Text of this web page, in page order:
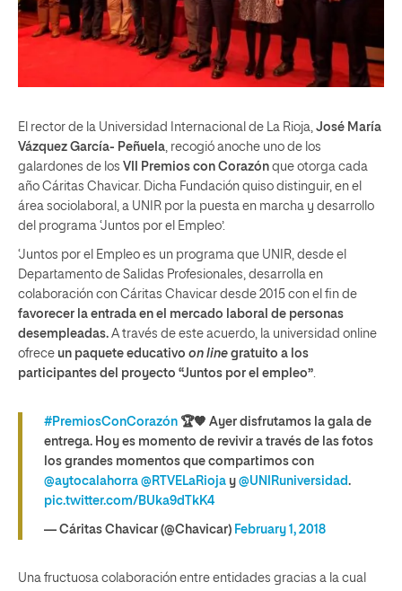
El rector de la Universidad Internacional de La Rioja, José María
Vázquez García- Peñuela, recogió anoche uno de los
galardones de los VII Premios con Corazón que otorga cada
año Cáritas Chavicar. Dicha Fundación quiso distinguir, en el
área sociolaboral, a UNIR por la puesta en marcha y desarrollo
del programa ‘Juntos por el Empleo’.
‘Juntos por el Empleo es un programa que UNIR, desde el
Departamento de Salidas Profesionales, desarrolla en
colaboración con Cáritas Chavicar desde 2015 con el fin de
favorecer la entrada en el mercado laboral de personas
desempleadas. A través de este acuerdo, la universidad online
ofrece un paquete educativo on line gratuito a los
participantes del proyecto “Juntos por el empleo”.
#PremiosConCorazón 🏆🧡 Ayer disfrutamos la gala de
entrega. Hoy es momento de revivir a través de las fotos
los grandes momentos que compartimos con
@aytocalahorra @RTVELaRioja y @UNIRuniversidad.
pic.twitter.com/BUka9dTkK4
— Cáritas Chavicar (@Chavicar) February 1, 2018
Una fructuosa colaboración entre entidades gracias a la cual